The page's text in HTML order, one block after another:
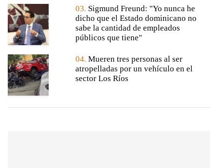
03. Sigmund Freund: "Yo nunca he
dicho que el Estado dominicano no
sabe la cantidad de empleados
públicos que tiene"
04. Mueren tres personas al ser
atropelladas por un vehículo en el
sector Los Ríos